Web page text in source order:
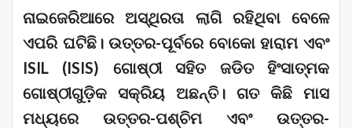
ନାଇଜେରିଆରେ ଅସ୍ଥିରତା ଲାଗି ରହିଥିବା ବେଳେ
ଏପରି ଘଟିଛି। ଉତ୍ତର-ପୂର୍ବରେ ବୋକୋ ହାରାମ ଏବଂ
ISIL (ISIS) ଗୋଷ୍ଠୀ ସହିତ ଜଡିତ ହିଂସାତ୍ମକ
ଗୋଷ୍ଠୀଗୁଡ଼ିକ ସକ୍ରିୟ ଅଛନ୍ତି। ଗତ କିଛି ମାସ
ମଧ୍ୟରେ ଉତ୍ତର-ପଶ୍ଚିମ ଏବଂ ଉତ୍ତର-